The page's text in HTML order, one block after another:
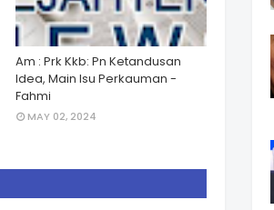
Am : Prk Kkb: Pn Ketandusan
Idea, Main Isu Perkauman -
Fahmi
MAY 02, 2024